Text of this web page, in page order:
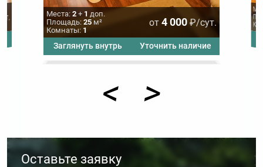
Места:2 + 1 доп.
Площадь:25 м²
Комнаты: 1
от4 000 ₽/сут.
Заглянуть внутрь Уточнить наличие
< >
Оставьте заявку